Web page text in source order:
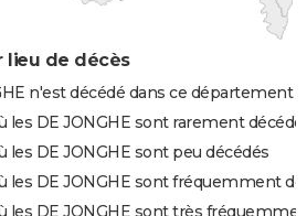
lieu de décès
n'est décédé dans ce département
les DE JONGHE sont rarement
DE JONGHE sont peu décédés
les DE JONGHE sont fréquemment
les DE JONGHE sont très